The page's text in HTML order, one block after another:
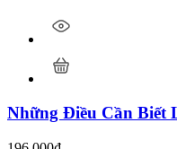
Những Điều Cần Biết